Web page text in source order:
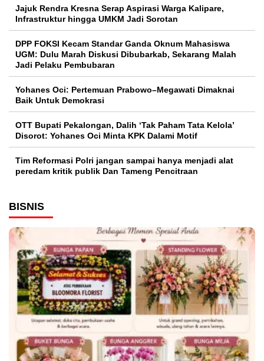
Jajuk Rendra Kresna Serap Aspirasi Warga Kalipare,
Infrastruktur hingga UMKM Jadi Sorotan
DPP FOKSI Kecam Standar Ganda Oknum Mahasiswa
UGM: Dulu Marah Diskusi Dibubarkab, Sekarang Malah
Jadi Pelaku Pembubaran
Yohanes Oci: Pertemuan Prabowo–Megawati Dimaknai
Baik Untuk Demokrasi
OTT Bupati Pekalongan, Dalih ‘Tak Paham Tata Kelola’
Disorot: Yohanes Oci Minta KPK Dalami Motif
Tim Reformasi Polri jangan sampai hanya menjadi alat
peredam kritik publik Dan Tameng Pencitraan
BISNIS